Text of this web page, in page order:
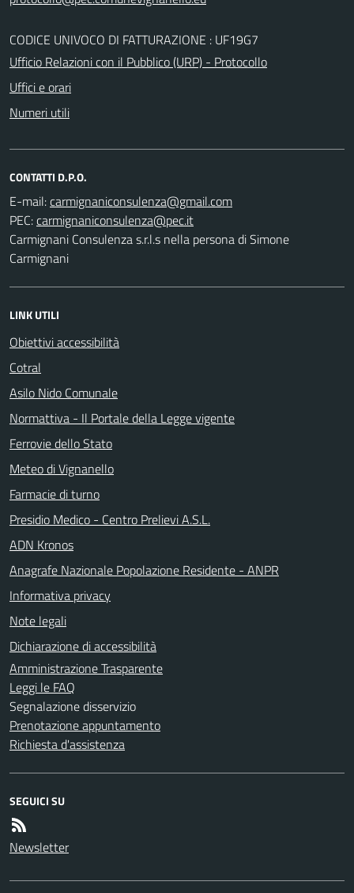
CODICE UNIVOCO DI FATTURAZIONE : UF19G7
Ufficio Relazioni con il Pubblico (URP) - Protocollo
Uffici e orari
Numeri utili
CONTATTI D.P.O.
E-mail:
PEC:
Carmignani Consulenza s.r.l.s nella persona di Simone
Carmignani
LINK UTILI
Obiettivi accessibilità
Cotral
Asilo Nido Comunale
Normattiva - Il Portale della Legge vigente
Ferrovie dello Stato
Meteo di Vignanello
Farmacie di turno
Presidio Medico - Centro Prelievi A.S.L.
ADN Kronos
Anagrafe Nazionale Popolazione Residente - ANPR
Informativa privacy
Note legali
Dichiarazione di accessibilità
Amministrazione Trasparente
Leggi le FAQ
Segnalazione disservizio
Prenotazione appuntamento
Richiesta d'assistenza
SEGUICI SU
Newsletter